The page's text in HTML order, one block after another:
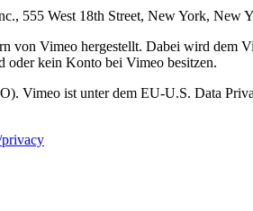
555 West 18th Street, New York, New
Vimeo hergestellt. Dabei wird dem
oder kein Konto bei Vimeo besitzen.
ist unter dem EU-U.S. Data